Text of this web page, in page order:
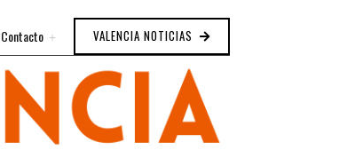
Contacto VALENCIA NOTICIAS